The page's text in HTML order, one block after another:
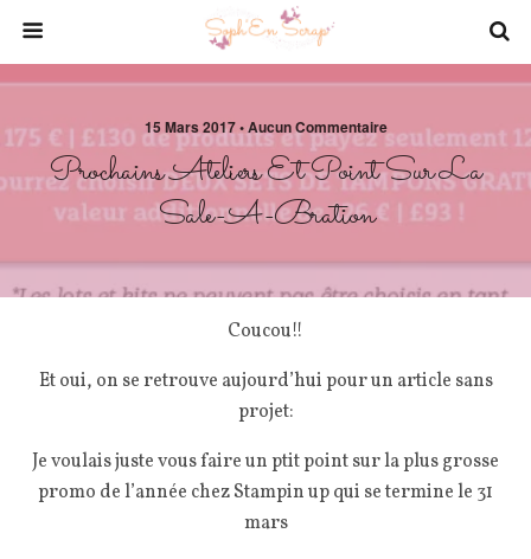
15 Mars 2017 • Aucun Commentaire
Prochains Ateliers Et Point Sur La
Sale-A-Bration
Coucou!!
Et oui, on se retrouve aujourd’hui pour un article sans
projet:
Je voulais juste vous faire un ptit point sur la plus grosse
promo de l’année chez Stampin up qui se termine le 31
mars